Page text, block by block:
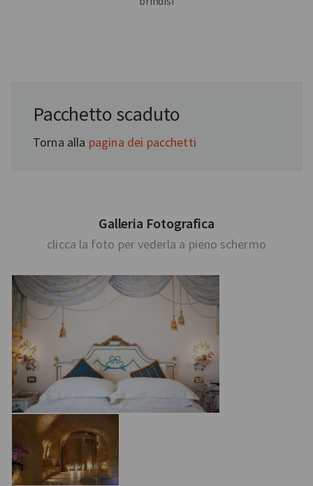
Pacchetto scaduto
Torna alla pagina dei pacchetti
Galleria Fotografica
clicca la foto per vederla a pieno schermo